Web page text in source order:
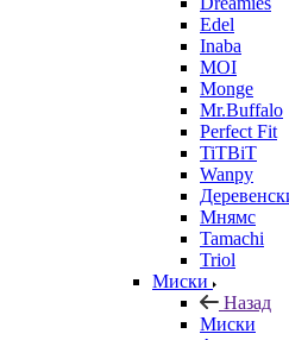
Edel
Inaba
MOI
Monge
Mr.Buffalo
Perfect Fit
TiTBiT
Wanpy
Мнямс
Tamachi
Triol
Миски
Назад
Миски